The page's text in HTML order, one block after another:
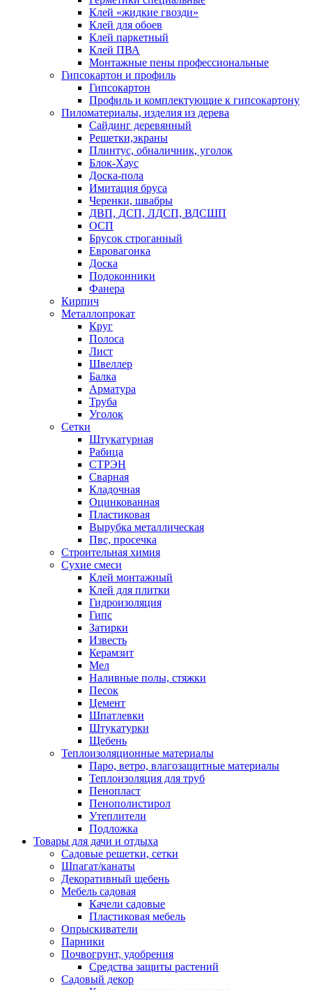
Клей «жидкие гвозди»
Клей для обоев
Клей паркетный
Клей ПВА
Монтажные пены профессиональные
Гипсокартон и профиль
Гипсокартон
Профиль и комплектующие к гипсокартону
Пиломатериалы, изделия из дерева
Сайдинг деревянный
Решетки,экраны
Плинтус, обналичник, уголок
Блок-Хаус
Доска-пола
Имитация бруса
Черенки, швабры
ДВП, ДСП, ЛДСП, ВДСШП
ОСП
Брусок строганный
Евровагонка
Доска
Подоконники
Фанера
Кирпич
Металлопрокат
Круг
Полоса
Лист
Швеллер
Балка
Арматура
Труба
Уголок
Сетки
Штукатурная
Рабица
СТРЭН
Сварная
Кладочная
Оцинкованная
Пластиковая
Вырубка металлическая
Пвс, просечка
Строительная химия
Сухие смеси
Клей монтажный
Клей для плитки
Гидроизоляция
Гипс
Затирки
Известь
Керамзит
Мел
Наливные полы, стяжки
Песок
Цемент
Шпатлевки
Штукатурки
Щебень
Теплоизоляционные материалы
Паро, ветро, влагозащитные материалы
Теплоизоляция для труб
Пенопласт
Пенополистирол
Утеплители
Подложка
Товары для дачи и отдыха
Садовые решетки, сетки
Шпагат/канаты
Декоративный щебень
Мебель садовая
Качели садовые
Пластиковая мебель
Опрыскиватели
Парники
Почвогрунт, удобрения
Средства защиты растений
Садовый декор